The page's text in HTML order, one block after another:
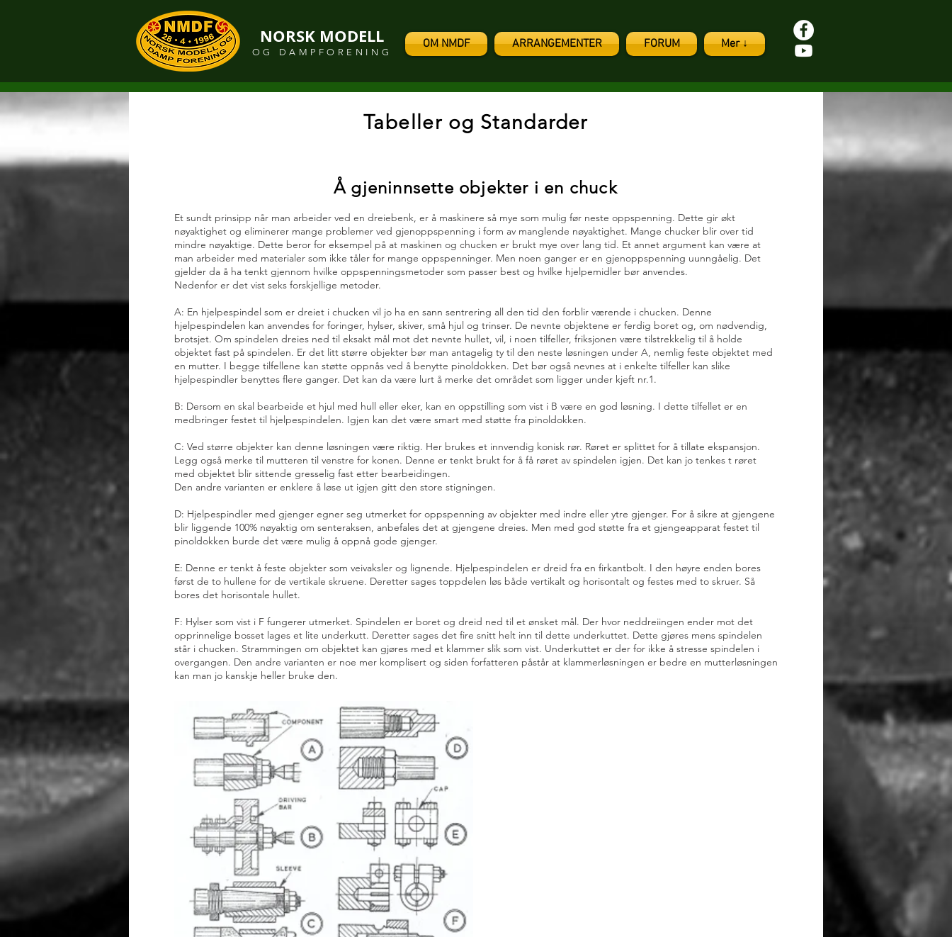
NORSK MODELL
OG DAMPFORENING
OM NMDF ARRANGEMENTER FORUM Mer ↓
Tabeller og Standarder
Å gjeninnsette objekter i en chuck
Et sundt prinsipp når man arbeider ved en dreiebenk, er å maskinere så mye som mulig før neste oppspenning. Dette gir økt
nøyaktighet og eliminerer mange problemer ved gjenoppspenning i form av manglende nøyaktighet. Mange chucker blir over tid
mindre nøyaktige. Dette beror for eksempel på at maskinen og chucken er brukt mye over lang tid. Et annet argument kan være at
man arbeider med materialer som ikke tåler for mange oppspenninger. Men noen ganger er en gjenoppspenning uunngåelig. Det
gjelder da å ha tenkt gjennom hvilke oppspenningsmetoder som passer best og hvilke hjelpemidler bør anvendes.
Nedenfor er det vist seks forskjellige metoder.
A: En hjelpespindel som er dreiet i chucken vil jo ha en sann sentrering all den tid den forblir værende i chucken. Denne
hjelpespindelen kan anvendes for foringer, hylser, skiver, små hjul og trinser. De nevnte objektene er ferdig boret og, om nødvendig,
brotsjet. Om spindelen dreies ned til eksakt mål mot det nevnte hullet, vil, i noen tilfeller, friksjonen være tilstrekkelig til å holde
objektet fast på spindelen. Er det litt større objekter bør man antagelig ty til den neste løsningen under A, nemlig feste objektet med
en mutter. I begge tilfellene kan støtte oppnås ved å benytte pinoldokken. Det bør også nevnes at i enkelte tilfeller kan slike
hjelpespindler benyttes flere ganger. Det kan da være lurt å merke det området som ligger under kjeft nr.1.
B: Dersom en skal bearbeide et hjul med hull eller eker, kan en oppstilling som vist i B være en god løsning. I dette tilfellet er en
medbringer festet til hjelpespindelen. Igjen kan det være smart med støtte fra pinoldokken.
C: Ved større objekter kan denne løsningen være riktig. Her brukes et innvendig konisk rør. Røret er splittet for å tillate ekspansjon.
Legg også merke til mutteren til venstre for konen. Denne er tenkt brukt for å få røret av spindelen igjen. Det kan jo tenkes t røret
med objektet blir sittende gresselig fast etter bearbeidingen.
Den andre varianten er enklere å løse ut igjen gitt den store stigningen.
D: Hjelpespindler med gjenger egner seg utmerket for oppspenning av objekter med indre eller ytre gjenger. For å sikre at gjengene
blir liggende 100% nøyaktig om senteraksen, anbefales det at gjengene dreies. Men med god støtte fra et gjengeapparat festet til
pinoldokken burde det være mulig å oppnå gode gjenger.
E: Denne er tenkt å feste objekter som veivaksler og lignende. Hjelpespindelen er dreid fra en firkantbolt. I den høyre enden bores
først de to hullene for de vertikale skruene. Deretter sages toppdelen løs både vertikalt og horisontalt og festes med to skruer. Så
bores det horisontale hullet.
F: Hylser som vist i F fungerer utmerket. Spindelen er boret og dreid ned til et ønsket mål. Der hvor neddreiingen ender mot det
opprinnelige bosset lages et lite underkutt. Deretter sages det fire snitt helt inn til dette underkuttet. Dette gjøres mens spindelen
står i chucken. Strammingen om objektet kan gjøres med et klammer slik som vist. Underkuttet er der for ikke å stresse spindelen i
overgangen. Den andre varianten er noe mer komplisert og siden forfatteren påstår at klammerløsningen er bedre en mutterløsningen
kan man jo kanskje heller bruke den.